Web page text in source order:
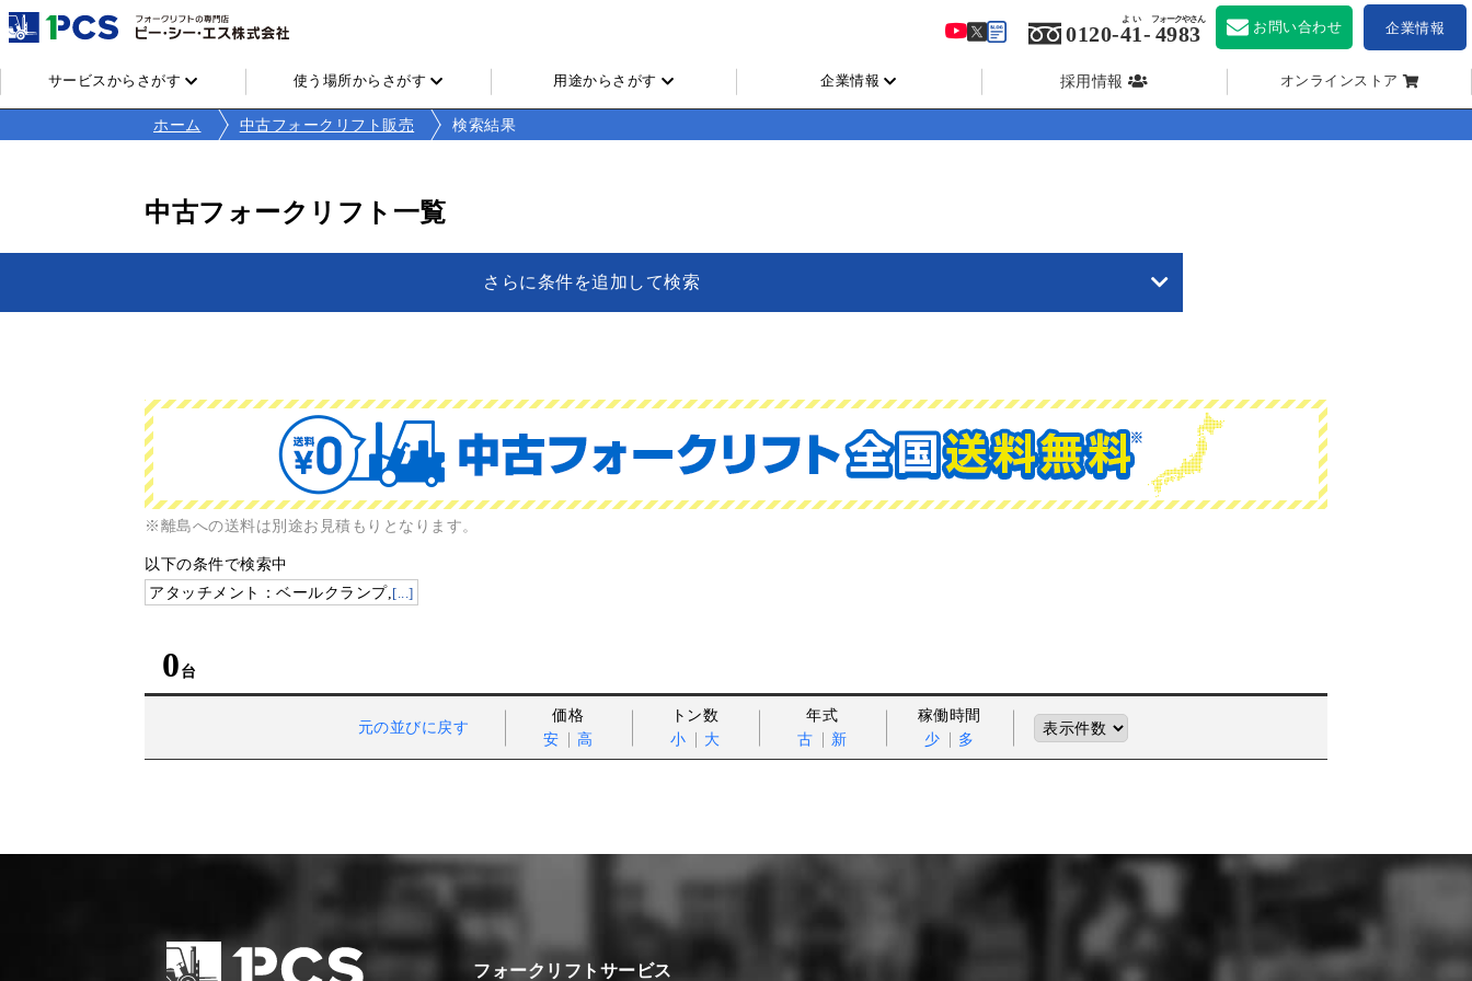
サービスからさがす 使う場所からさがす 用途からさがす 企業情報 採用情報 オンラインストア
0120-41
よい
- 4983
フォークやさん お問い合わせ 企業情報
ホーム 中古フォークリフト販売 検索結果
中古フォークリフト一覧
さらに条件を追加して検索
※離島への送料は別途お見積もりとなります。
以下の条件で検索中
アタッチメント：ベールクランプ, [...]
0
元の並びに戻す
価格
安
高
トン数
小
大
年式
古
新
稼働時間
少
多
フォークリフトサービス